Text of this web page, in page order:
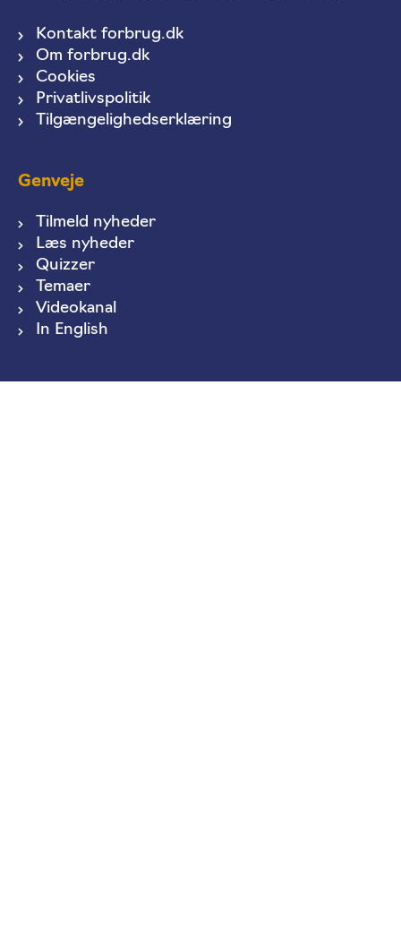
Kontakt forbrug.dk
Om forbrug.dk
Cookies
Privatlivspolitik
Tilgængelighedserklæring
Genveje
Tilmeld nyheder
Læs nyheder
Quizzer
Temaer
Videokanal
In English